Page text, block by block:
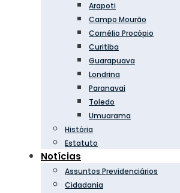
Arapoti
Campo Mourão
Cornélio Procópio
Curitiba
Guarapuava
Londrina
Paranavaí
Toledo
Umuarama
História
Estatuto
Notícias
Assuntos Previdenciários
Cidadania